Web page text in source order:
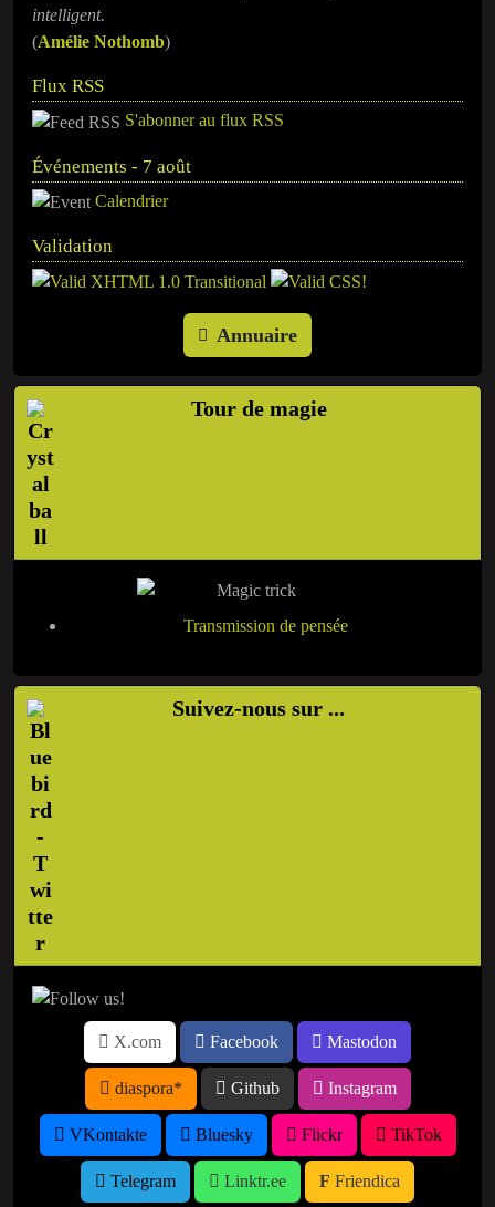
intelligent.
(Amélie Nothomb)
Flux RSS
S'abonner au flux RSS
Événements - 7 août
Calendrier
Validation
Annuaire
Tour de magie
Transmission de pensée
Suivez-nous sur ...
X.com Facebook Mastodon
diaspora* Github Instagram
VKontakte Bluesky Flickr TikTok
Telegram Linktr.ee Friendica